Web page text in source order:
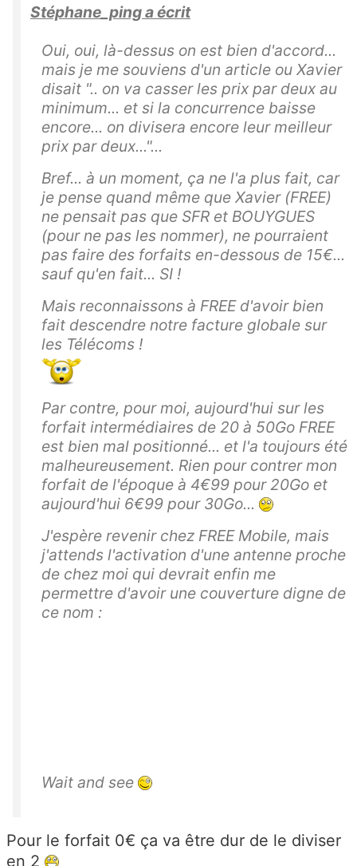
Stéphane_ping a écrit
Oui, oui, là-dessus on est bien d'accord...
mais je me souviens d'un article ou Xavier
disait ".. on va casser les prix par deux au
minimum... et si la concurrence baisse
encore... on divisera encore leur meilleur
prix par deux..."...
Bref... à un moment, ça ne l'a plus fait, car
je pense quand même que Xavier (FREE)
ne pensait pas que SFR et BOUYGUES
(pour ne pas les nommer), ne pourraient
pas faire des forfaits en-dessous de 15€...
sauf qu'en fait... SI !
Mais reconnaissons à FREE d'avoir bien
fait descendre notre facture globale sur
les Télécoms !
Par contre, pour moi, aujourd'hui sur les
forfait intermédiaires de 20 à 50Go FREE
est bien mal positionné... et l'a toujours été
malheureusement. Rien pour contrer mon
forfait de l'époque à 4€99 pour 20Go et
aujourd'hui 6€99 pour 30Go...
J'espère revenir chez FREE Mobile, mais
j'attends l'activation d'une antenne proche
de chez moi qui devrait enfin me
permettre d'avoir une couverture digne de
ce nom :
Wait and see
Pour le forfait 0€ ça va être dur de le diviser
en 2